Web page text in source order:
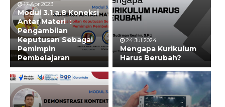
17 Apr 2023
Modul 3.1.a.8 Koneksi
Antar Materi :
Pengambilan
Keputusan Sebagai
Pemimpin
Pembelajaran
24 Jul 2024
Mengapa Kurikulum
Harus Berubah?